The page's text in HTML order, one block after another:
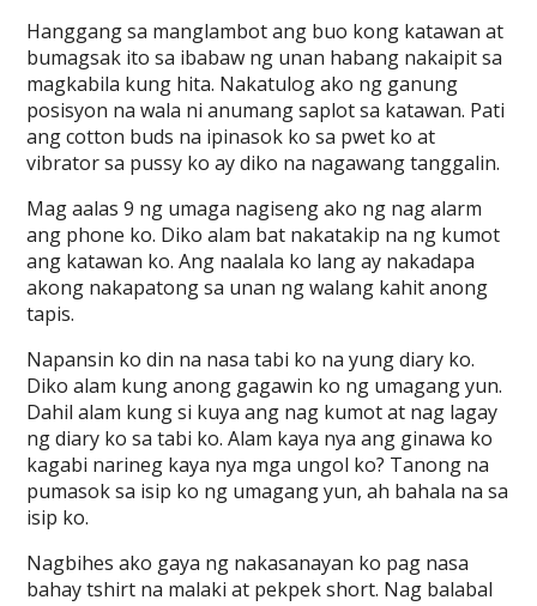
Hanggang sa manglambot ang buo kong katawan at
bumagsak ito sa ibabaw ng unan habang nakaipit sa
magkabila kung hita. Nakatulog ako ng ganung
posisyon na wala ni anumang saplot sa katawan. Pati
ang cotton buds na ipinasok ko sa pwet ko at
vibrator sa pussy ko ay diko na nagawang tanggalin.
Mag aalas 9 ng umaga nagiseng ako ng nag alarm
ang phone ko. Diko alam bat nakatakip na ng kumot
ang katawan ko. Ang naalala ko lang ay nakadapa
akong nakapatong sa unan ng walang kahit anong
tapis.
Napansin ko din na nasa tabi ko na yung diary ko.
Diko alam kung anong gagawin ko ng umagang yun.
Dahil alam kung si kuya ang nag kumot at nag lagay
ng diary ko sa tabi ko. Alam kaya nya ang ginawa ko
kagabi narineg kaya nya mga ungol ko? Tanong na
pumasok sa isip ko ng umagang yun, ah bahala na sa
isip ko.
Nagbihes ako gaya ng nakasanayan ko pag nasa
bahay tshirt na malaki at pekpek short. Nag balabal